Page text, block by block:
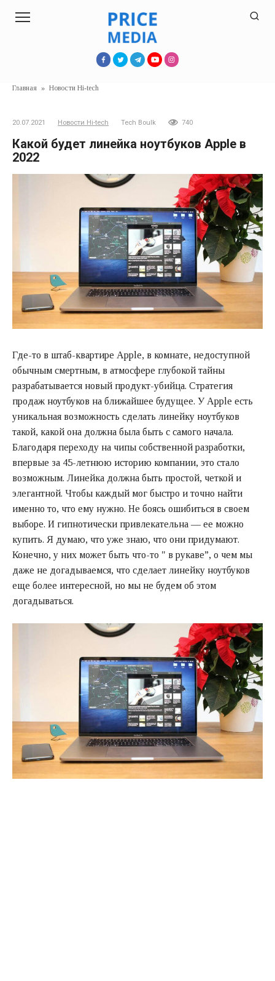
Главная » Новости Hi-tech
20.07.2021 Новости Hi-tech Tech Boulk 740
Какой будет линейка ноутбуков Apple в
2022
Где-то в штаб-квартире Apple, в комнате, недоступной
обычным смертным, в атмосфере глубокой тайны
разрабатывается новый продукт-убийца. Стратегия
продаж ноутбуков на ближайшее будущее. У Apple есть
уникальная возможность сделать линейку ноутбуков
такой, какой она должна была быть с самого начала.
Благодаря переходу на чипы собственной разработки,
впервые за 45-летнюю историю компании, это стало
возможным. Линейка должна быть простой, четкой и
элегантной. Чтобы каждый мог быстро и точно найти
именно то, что ему нужно. Не боясь ошибиться в своем
выборе. И гипнотически привлекательна — ее можно
купить. Я думаю, что уже знаю, что они придумают.
Конечно, у них может быть что-то " в рукаве”, о чем мы
даже не догадываемся, что сделает линейку ноутбуков
еще более интересной, но мы не будем об этом
догадываться.